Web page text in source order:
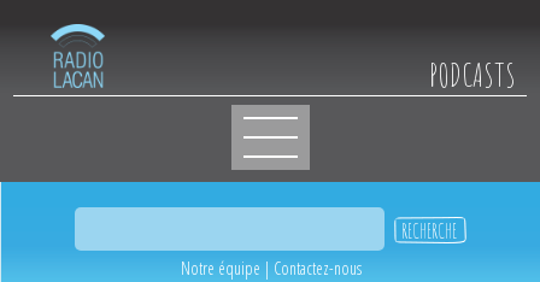
PODCASTS
Notre équipe | Contactez-nous